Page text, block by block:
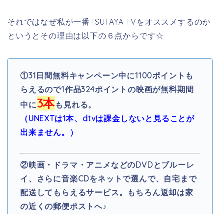
それではなぜ私が一番TSUTAYA TVをオススメするのか
というとその理由は以下の６点からです☆
①31日間無料キャンペーン中に1100ポイントも
らえるので1作品324ポイントの映画が無料期間
中に3本も見れる。
（UNEXTは1本、dtvは課金しないと見ることが
出来ません。）
②映画・ドラマ・アニメなどのDVDとブルーレ
イ、さらに音楽CDをネットで選んで、自宅まで
配送してもらえるサービス。もちろん返却は家
の近くの郵便ポストへ♪